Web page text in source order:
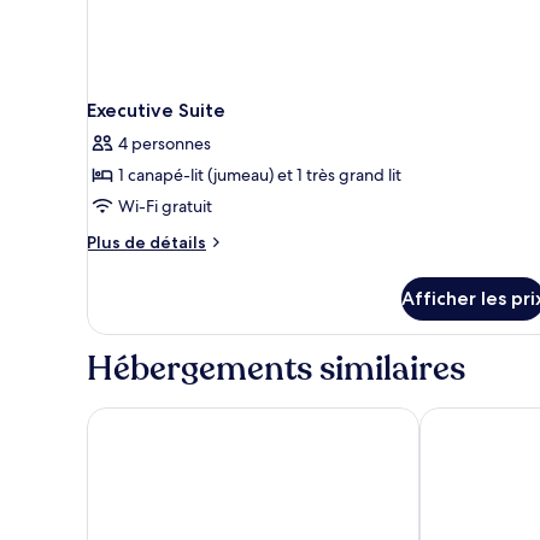
Executive Suite
4 personnes
1 canapé-lit (jumeau) et 1 très grand lit
Wi-Fi gratuit
Plus de détails
Plus
Executive
Suite
Afficher les
Hébergements similaires
Residéal Premium Cannes Best Western